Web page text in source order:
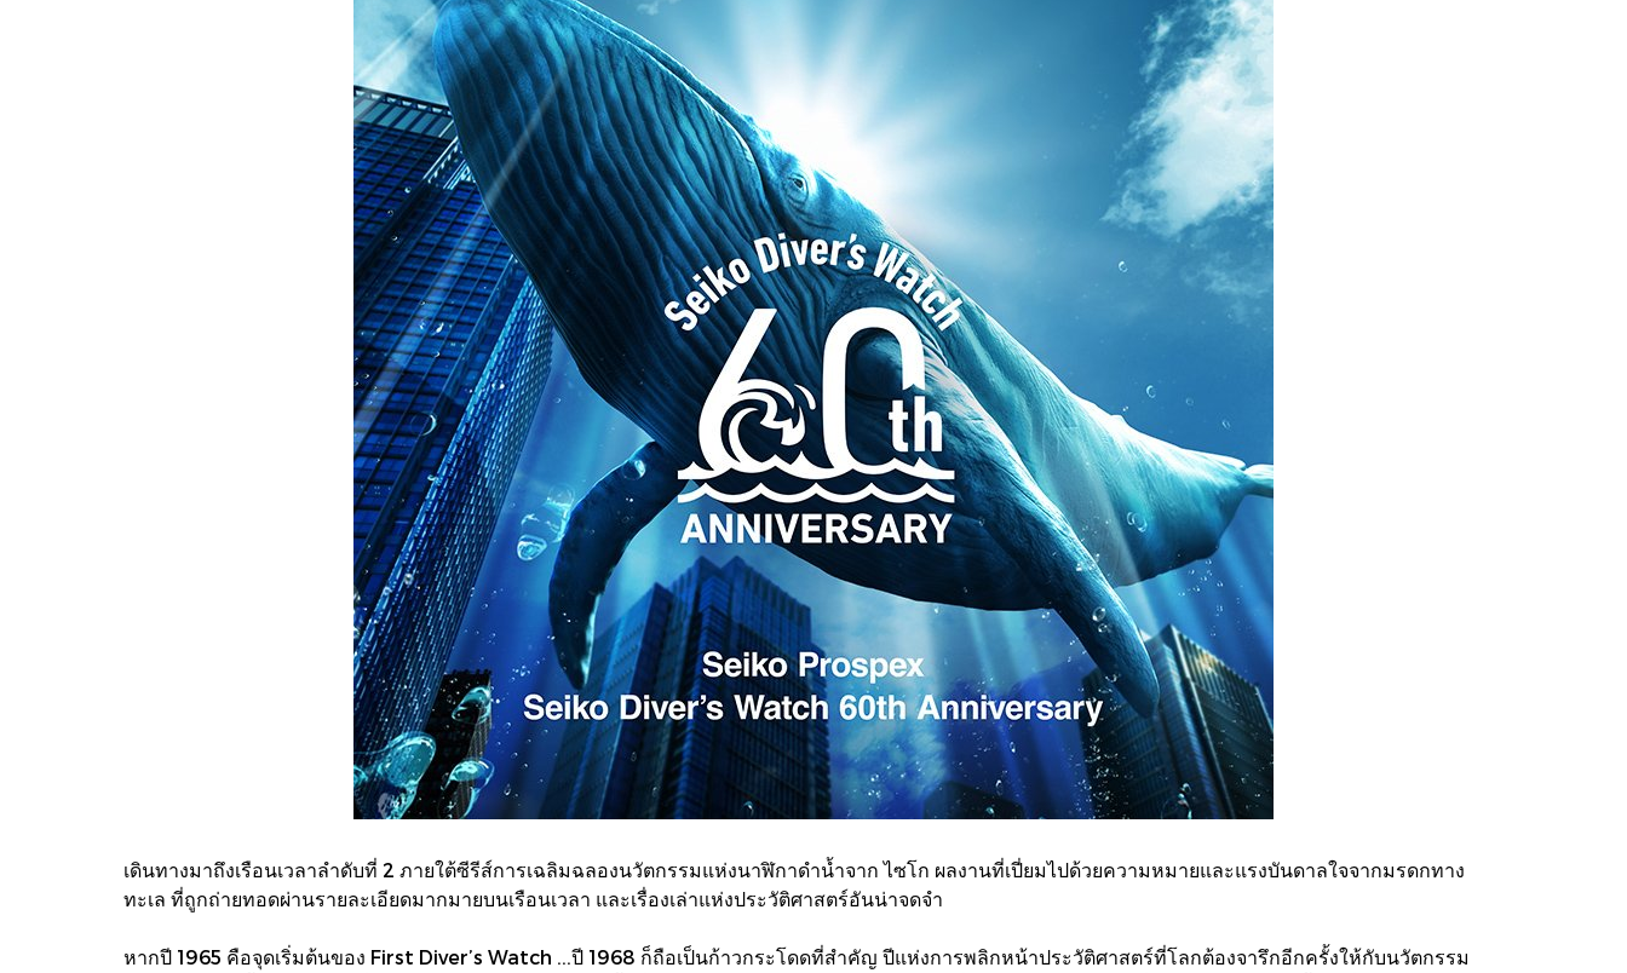
เดินทางมาถึงเรือนเวลาลำดับที่ 2 ภายใต้ซีรีส์การเฉลิมฉลองนวัตกรรมแห่งนาฬิกาดำน้ำจาก ไซโก ผลงานที่เปี่ยมไปด้วยความหมายและแรงบันดาลใจจากมรดกทาง
ทะเล ที่ถูกถ่ายทอดผ่านรายละเอียดมากมายบนเรือนเวลา และเรื่องเล่าแห่งประวัติศาสตร์อันน่าจดจำ
หากปี 1965 คือจุดเริ่มต้นของ First Diver’s Watch ...ปี 1968 ก็ถือเป็นก้าวกระโดดที่สำคัญ ปีแห่งการพลิกหน้าประวัติศาสตร์ที่โลกต้องจารึกอีกครั้งให้กับนวัตกรรม